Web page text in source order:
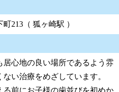
213（ 狐ヶ崎駅 ）
心地の良い場所であるよう雰
い治療をめざしています。